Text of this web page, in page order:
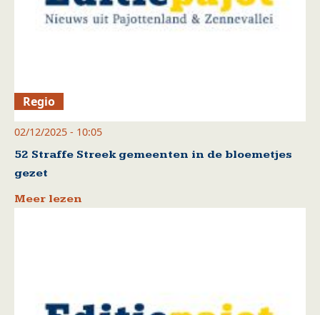
Regio
02/12/2025 - 10:05
52 Straffe Streek gemeenten in de bloemetjes
gezet
Meer lezen